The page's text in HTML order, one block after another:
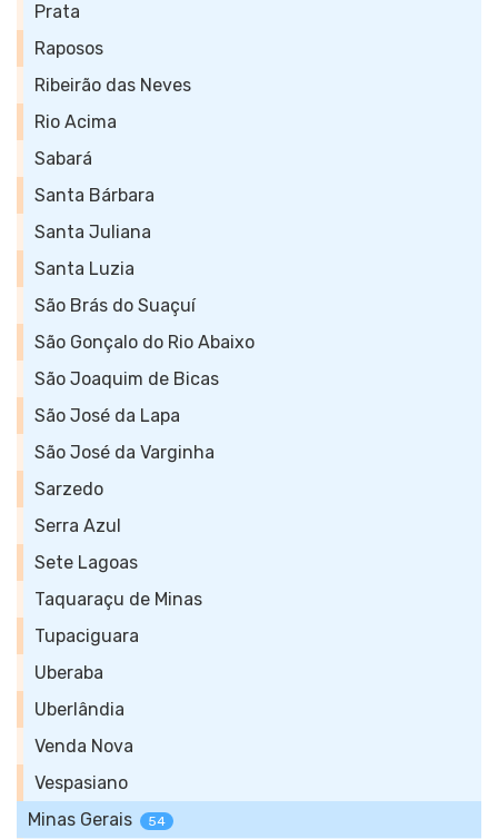
Prata
Raposos
Ribeirão das Neves
Rio Acima
Sabará
Santa Bárbara
Santa Juliana
Santa Luzia
São Brás do Suaçuí
São Gonçalo do Rio Abaixo
São Joaquim de Bicas
São José da Lapa
São José da Varginha
Sarzedo
Serra Azul
Sete Lagoas
Taquaraçu de Minas
Tupaciguara
Uberaba
Uberlândia
Venda Nova
Vespasiano
Minas Gerais
54